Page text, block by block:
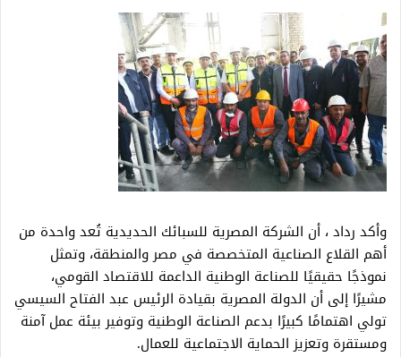
وأكد رداد ، أن الشركة المصرية للسبائك الحديدية تُعد واحدة من
أهم القلاع الصناعية المتخصصة في مصر والمنطقة، وتمثل
نموذجًا حقيقيًا للصناعة الوطنية الداعمة للاقتصاد القومي،
مشيرًا إلى أن الدولة المصرية بقيادة الرئيس عبد الفتاح السيسي
تولي اهتمامًا كبيرًا بدعم الصناعة الوطنية وتوفير بيئة عمل آمنة
ومستقرة وتعزيز الحماية الاجتماعية للعمال.